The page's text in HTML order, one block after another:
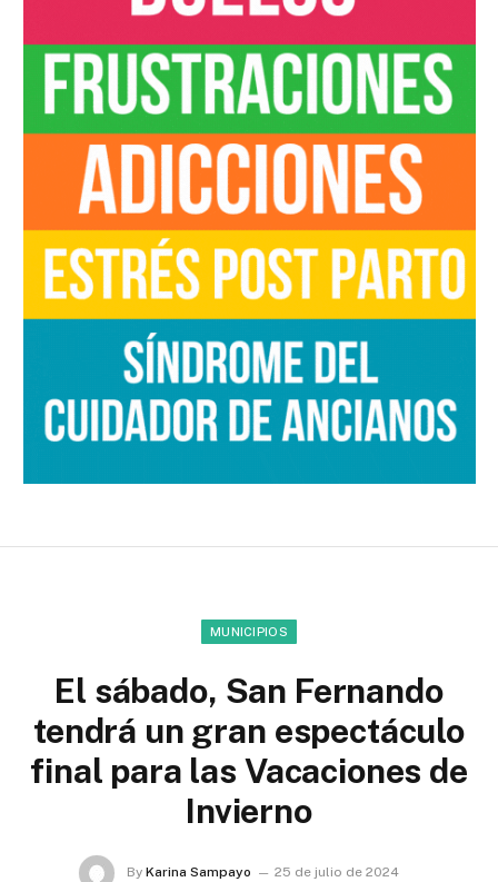
MUNICIPIOS
El sábado, San Fernando
tendrá un gran espectáculo
final para las Vacaciones de
Invierno
By Karina Sampayo
25 de julio de 2024